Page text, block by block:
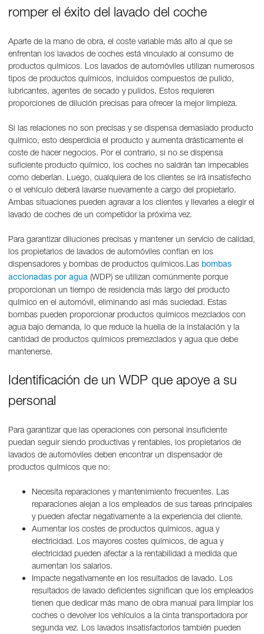
romper el éxito del lavado del coche
Aparte de la mano de obra, el coste variable más alto al que se
enfrentan los lavados de coches está vinculado al consumo de
productos químicos. Los lavados de automóviles utilizan numerosos
tipos de productos químicos, incluidos compuestos de pulido,
lubricantes, agentes de secado y pulidos. Estos requieren
proporciones de dilución precisas para ofrecer la mejor limpieza.
Si las relaciones no son precisas y se dispensa demasiado producto
químico, esto desperdicia el producto y aumenta drásticamente el
coste de hacer negocios. Por el contrario, si no se dispensa
suficiente producto químico, los coches no saldrán tan impecables
como deberían. Luego, cualquiera de los clientes se irá insatisfecho
o el vehículo deberá lavarse nuevamente a cargo del propietario.
Ambas situaciones pueden agravar a los clientes y llevarles a elegir el
lavado de coches de un competidor la próxima vez.
Para garantizar diluciones precisas y mantener un servicio de calidad,
los propietarios de lavados de automóviles confían en los
dispensadores y bombas de productos químicos.Las bombas
accionadas por agua (WDP) se utilizan comúnmente porque
proporcionan un tiempo de residencia más largo del producto
químico en el automóvil, eliminando así más suciedad. Estas
bombas pueden proporcionar productos químicos mezclados con
agua bajo demanda, lo que reduce la huella de la instalación y la
cantidad de productos químicos premezclados y agua que debe
mantenerse.
Identificación de un WDP que apoye a su
personal
Para garantizar que las operaciones con personal insuficiente
puedan seguir siendo productivas y rentables, los propietarios de
lavados de automóviles deben encontrar un dispensador de
productos químicos que no:
Necesita reparaciones y mantenimiento frecuentes. Las
reparaciones alejan a los empleados de sus tareas principales
y pueden afectar negativamente a la experiencia del cliente.
Aumentar los costes de productos químicos, agua y
electricidad. Los mayores costes químicos, de agua y
electricidad pueden afectar a la rentabilidad a medida que
aumentan los salarios.
Impacte negativamente en los resultados de lavado. Los
resultados de lavado deficientes significan que los empleados
tienen que dedicar más mano de obra manual para limpiar los
coches o devolver los vehículos a la cinta transportadora por
segunda vez. Los lavados insatisfactorios también pueden